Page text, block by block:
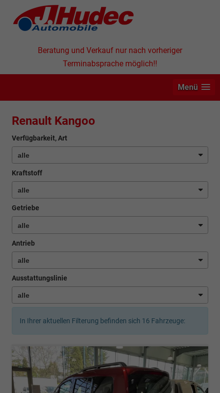
Beratung und Verkauf nur nach vorheriger
Terminabsprache möglich!!
Menü
Renault Kangoo
Verfügbarkeit, Art
Kraftstoff
Getriebe
Antrieb
Ausstattungslinie
In Ihrer aktuellen Filterung befinden sich 16 Fahrzeuge: